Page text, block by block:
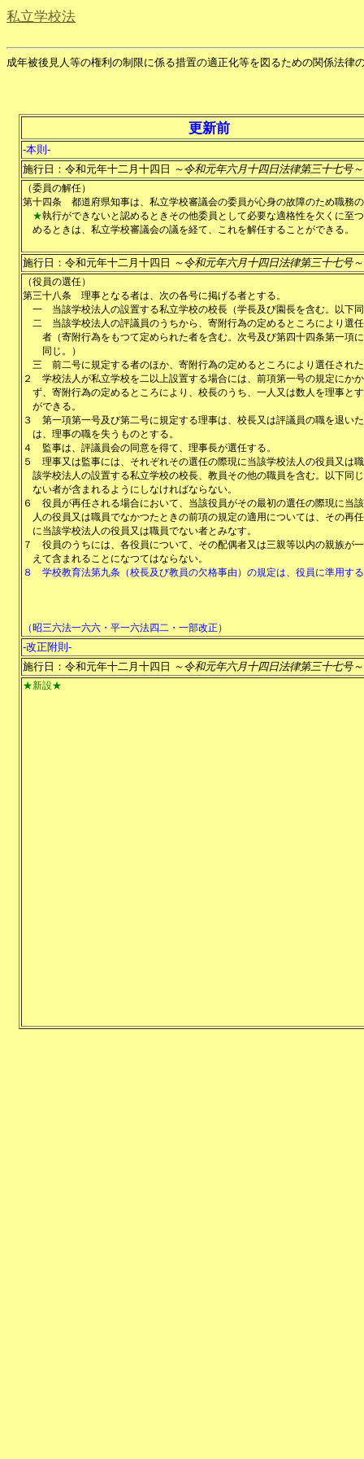
私立学校法
成年被後見人等の権利の制限に係る措置の適正化等を図るための関係法律
更新前
-本則-
施行日：令和元年十二月十四日 ～令和元年六月十四日法律第三十七号～
（委員の解任）
第十四条
都道府県知事は、私立学校審議会の委員が心身の故障のため職務の
★執行ができないと認めるときその他委員として必要な適格性を欠くに至
めるときは、私立学校審議会の議を経て、これを解任することができる。
施行日：令和元年十二月十四日 ～令和元年六月十四日法律第三十七号～
（役員の選任）
第三十八条
理事となる者は、次の各号に掲げる者とする。
一
当該学校法人の設置する私立学校の校長（学長及び園長を含む。以下
二
当該学校法人の評議員のうちから、寄附行為の定めるところにより選
者（寄附行為をもつて定められた者を含む。次号及び第四十四条第一項
同じ。）
三
前二号に規定する者のほか、寄附行為の定めるところにより選任され
２
学校法人が私立学校を二以上設置する場合には、前項第一号の規定にか
ず、寄附行為の定めるところにより、校長のうち、一人又は数人を理事と
ができる。
３
第一項第一号及び第二号に規定する理事は、校長又は評議員の職を退い
は、理事の職を失うものとする。
４
監事は、評議員会の同意を得て、理事長が選任する。
５
理事又は監事には、それぞれその選任の際現に当該学校法人の役員又は
該学校法人の設置する私立学校の校長、教員その他の職員を含む。以下同
ない者が含まれるようにしなければならない。
６
役員が再任される場合において、当該役員がその最初の選任の際現に当
人の役員又は職員でなかつたときの前項の規定の適用については、その再
に当該学校法人の役員又は職員でない者とみなす。
７
役員のうちには、各役員について、その配偶者又は三親等以内の親族が
えて含まれることになつてはならない。
８
学校教育法第九条（校長及び教員の欠格事由）の規定は、役員に準用す
（昭三六法一六六・平一六法四二・一部改正）
-改正附則-
施行日：令和元年十二月十四日 ～令和元年六月十四日法律第三十七号～
★新設★